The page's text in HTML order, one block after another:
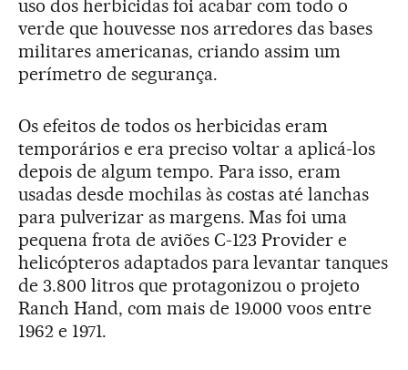
uso dos herbicidas foi acabar com todo o
verde que houvesse nos arredores das bases
militares americanas, criando assim um
perímetro de segurança.
Os efeitos de todos os herbicidas eram
temporários e era preciso voltar a aplicá-los
depois de algum tempo. Para isso, eram
usadas desde mochilas às costas até lanchas
para pulverizar as margens. Mas foi uma
pequena frota de aviões C-123 Provider e
helicópteros adaptados para levantar tanques
de 3.800 litros que protagonizou o projeto
Ranch Hand, com mais de 19.000 voos entre
1962 e 1971.